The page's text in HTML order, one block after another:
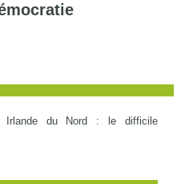
Irlande du Nord : le difficile